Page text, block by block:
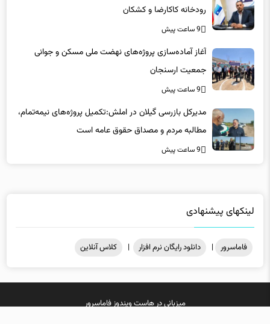
رودخانه‌ کاکارضا و کشکان
9 ساعت پیش
آغاز آماده‌سازی پروژه‌های نهضت ملی مسکن و جوانی
جمعیت ارسنجان
9 ساعت پیش
مدیرکل بازرسی گیلان در املش:تکمیل پروژه‌های نیمه‌تمام،
مطالبه مردم و مصداق حقوق عامه است
9 ساعت پیش
لینکهای پیشنهادی
فاماسرور | دانلود رایگان نرم افزار | کلاس آنلاین
میزبانی درهاست ویندوزفاماسرور